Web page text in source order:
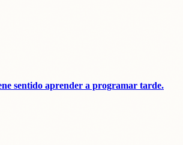
sentido aprender a programar tarde.